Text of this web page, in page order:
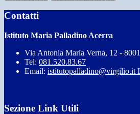
Contatti
Istituto Maria Palladino Acerra
Via Antonia Maria Verna, 12 -
Tel: 081.520.83.67
Email: istitutopalladino@virgilio.it
Sezione Link Utili